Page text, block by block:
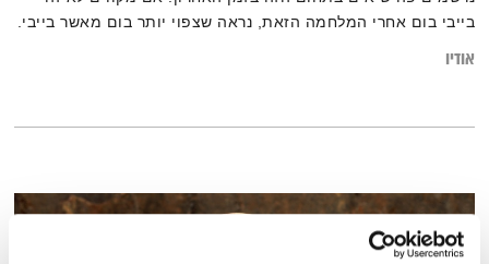
בייבי בום אחרי המלחמה הזאת, נראה שצפוי יותר בום מאשר בייבי.
אודיו